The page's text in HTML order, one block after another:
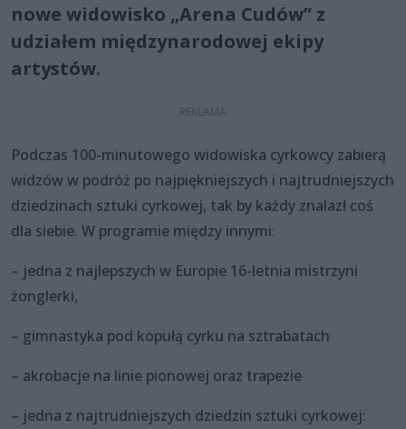
nowe widowisko „Arena Cudów” z
udziałem międzynarodowej ekipy
artystów.
Podczas 100-minutowego widowiska cyrkowcy zabierą
widzów w podróż po najpiękniejszych i najtrudniejszych
dziedzinach sztuki cyrkowej, tak by każdy znalazł coś
dla siebie. W programie między innymi:
– jedna z najlepszych w Europie 16-letnia mistrzyni
żonglerki,
– gimnastyka pod kopułą cyrku na sztrabatach
– akrobacje na linie pionowej oraz trapezie
– jedna z najtrudniejszych dziedzin sztuki cyrkowej: